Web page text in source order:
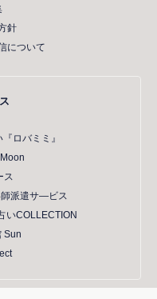
針
について
ロバミミ』
ス
師派遣サ―ビス
いCOLLECTION
Sun